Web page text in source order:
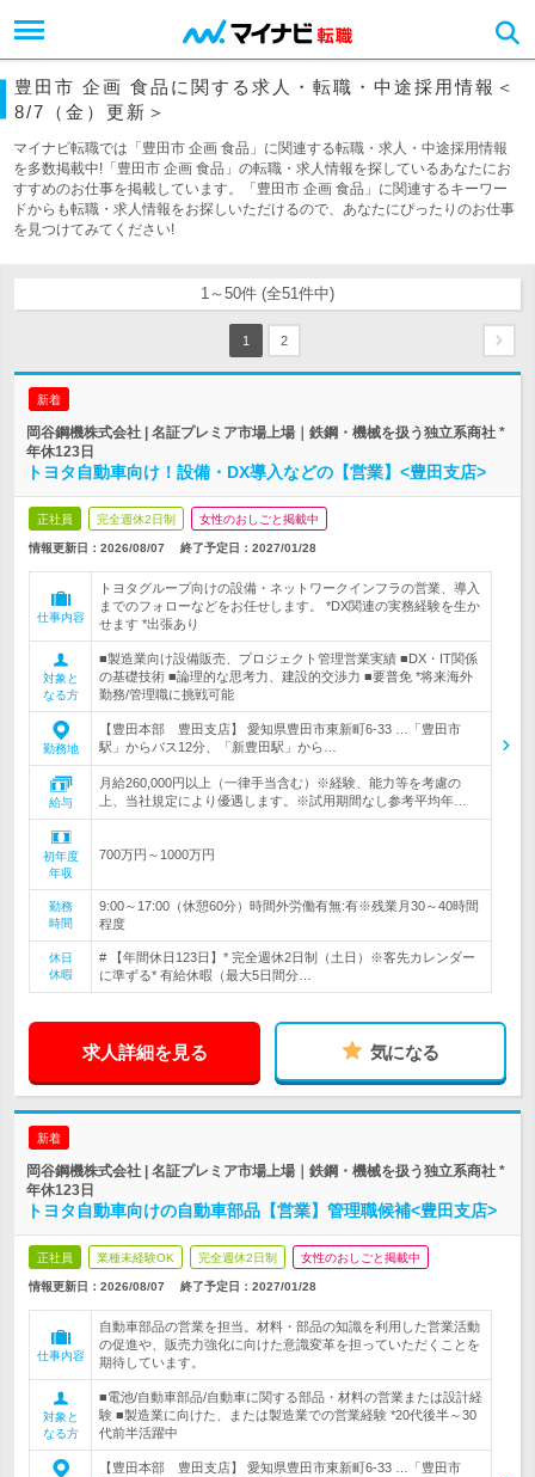
豊田市 企画 食品に関する求人・転職・中途採用情報＜
8/7（金）更新＞
マイナビ転職では「豊田市 企画 食品」に関連する転職・求人・中途採用情報
を多数掲載中!「豊田市 企画 食品」の転職・求人情報を探しているあなたにお
すすめのお仕事を掲載しています。「豊田市 企画 食品」に関連するキーワー
ドからも転職・求人情報をお探しいただけるので、あなたにぴったりのお仕事
を見つけてみてください!
1～50件 (全51件中)
1 2
新着
岡谷鋼機株式会社 | 名証プレミア市場上場｜鉄鋼・機械を扱う独立系商社 *
年休123日
トヨタ自動車向け！設備・DX導入などの【営業】<豊田支店>
正社員 完全週休2日制 女性のおしごと掲載中
情報更新日：2026/08/07 終了予定日： 2027/01/28
仕事内容
トヨタグループ向けの設備・ネットワークインフラの営業、導入
までのフォローなどをお任せします。 *DX関連の実務経験を生か
せます *出張あり
対象と
なる方
■製造業向け設備販売、プロジェクト管理営業実績 ■DX・IT関係
の基礎技術 ■論理的な思考力、建設的交渉力 ■要普免 *将来海外
勤務/管理職に挑戦可能
勤務地
【豊田本部 豊田支店】 愛知県豊田市東新町6-33 …「豊田市
駅」からバス12分、「新豊田駅」から…
給与
月給260,000円以上（一律手当含む）※経験、能力等を考慮の
上、当社規定により優遇します。※試用期間なし参考平均年…
初年度
年収
700万円～1000万円
勤務
時間
9:00～17:00（休憩60分）時間外労働有無:有※残業月30～40時間
程度
休日
休暇
# 【年間休日123日】* 完全週休2日制（土日）※客先カレンダー
に準ずる* 有給休暇（最大5日間分…
求人詳細を見る 気になる
新着
岡谷鋼機株式会社 | 名証プレミア市場上場｜鉄鋼・機械を扱う独立系商社 *
年休123日
トヨタ自動車向けの自動車部品【営業】管理職候補<豊田支店>
正社員 業種未経験OK 完全週休2日制 女性のおしごと掲載中
情報更新日：2026/08/07 終了予定日： 2027/01/28
仕事内容
自動車部品の営業を担当。材料・部品の知識を利用した営業活動
の促進や、販売力強化に向けた意識変革を担っていただくことを
期待しています。
対象と
なる方
■電池/自動車部品/自動車に関する部品・材料の営業または設計経
験 ■製造業に向けた、または製造業での営業経験 *20代後半～30
代前半活躍中
【豊田本部 豊田支店】 愛知県豊田市東新町6-33 …「豊田市